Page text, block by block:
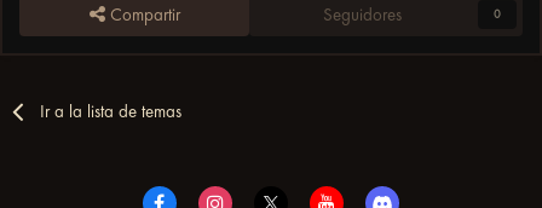
Compartir Seguidores 0
Ir a la lista de temas